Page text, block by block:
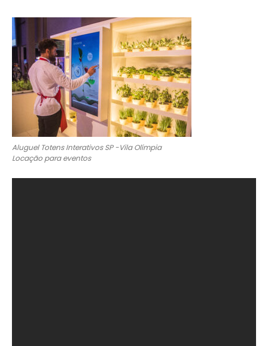
Aluguel Totens Interativos SP -Vila Olímpia
Locação para eventos